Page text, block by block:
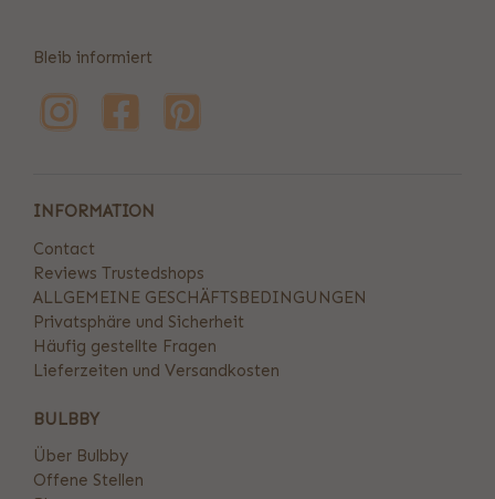
Bleib informiert
INFORMATION
Contact
Reviews Trustedshops
ALLGEMEINE GESCHÄFTSBEDINGUNGEN
Privatsphäre und Sicherheit
Häufig gestellte Fragen
Lieferzeiten und Versandkosten
BULBBY
Über Bulbby
Offene Stellen